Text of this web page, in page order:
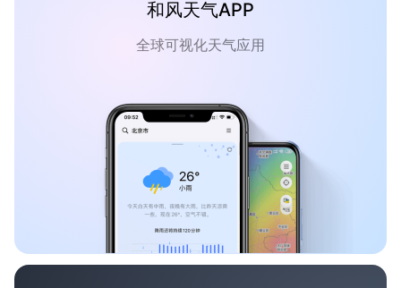
和风天气APP
全球可视化天气应用